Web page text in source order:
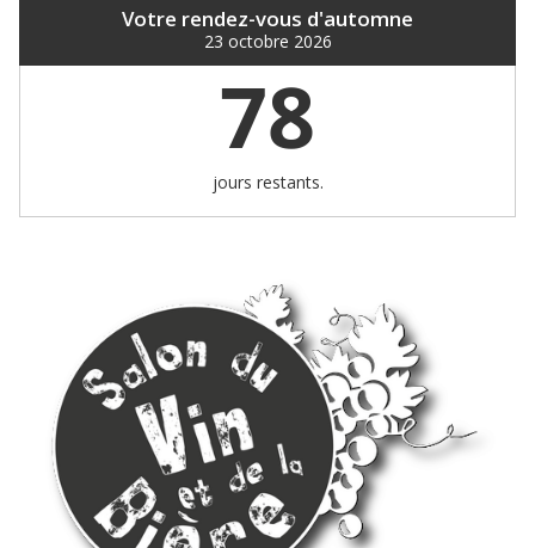
Votre rendez-vous d'automne
23 octobre 2026
78
jours restants.